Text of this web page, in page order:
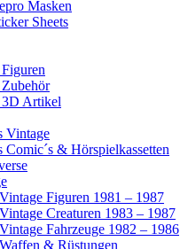
Masken
Sheets
Artikel
Vintage
Comic´s & Hörspielkassetten
Figuren 1981 – 1987
Creaturen 1983 – 1987
Fahrzeuge 1982 – 1986
& Rüstungen